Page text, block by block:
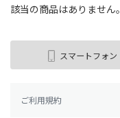
該当の商品はありません。
スマートフォン
ご利用規約